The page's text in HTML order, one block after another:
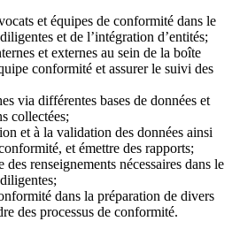
et équipes de conformité dans le
et de l’intégration d’entités;
et externes au sein de la boîte
conformité et assurer le suivi des
via différentes bases de données et
collectées;
et à la validation des données ainsi
et émettre des rapports;
renseignements nécessaires dans le
dans la préparation de divers
des processus de conformité.